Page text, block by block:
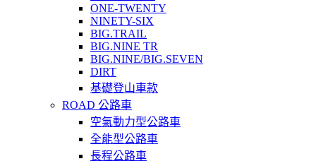
ONE-TWENTY
NINETY-SIX
BIG.TRAIL
BIG.NINE TR
BIG.NINE/BIG.SEVEN
DIRT
基礎登山車款
ROAD 公路車
空氣動力型公路車
全能型公路車
長程公路車